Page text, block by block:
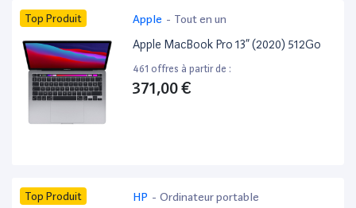
Top Produit Apple - Tout en un
Apple MacBook Pro 13” (2020) 512Go
461 offres à partir de :
371,00 €
Top Produit HP - Ordinateur portable